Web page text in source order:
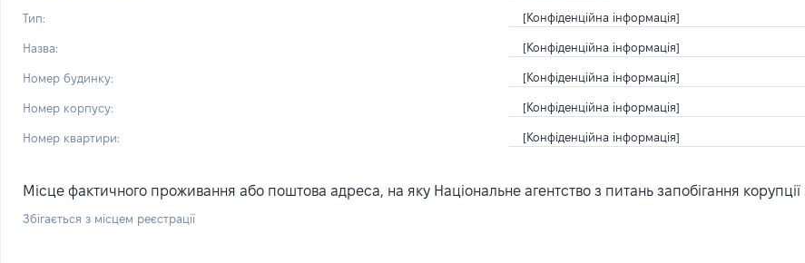
Тип: [Конфіденційна інформація]
Назва: [Конфіденційна інформація]
Номер будинку: [Конфіденційна інформація]
Номер корпусу: [Конфіденційна інформація]
Номер квартири: [Конфіденційна інформація]
Місце фактичного проживання або поштова адреса, на яку Національне агентство з питань запобігання
Збігається з місцем реєстрації